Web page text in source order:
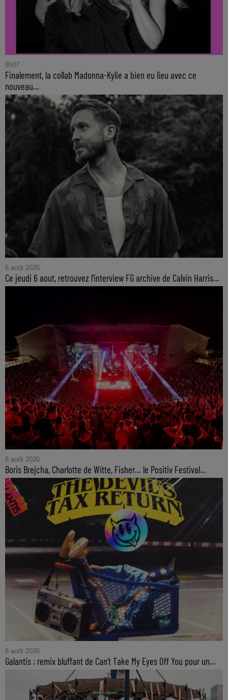
8h07
Finalement, la collab Madonna-Kylie a bien eu lieu avec ce
nouveau...
6 août 2026
Ce jeudi 6 aout, retrouvez l'interview FG archive de Calvin Harris...
6 août 2026
Boris Brejcha, Charlotte de Witte, Fisher… le Positiv Festival...
6 août 2026
Galantis : remix bluffant de Can’t Take My Eyes Off You pour un...